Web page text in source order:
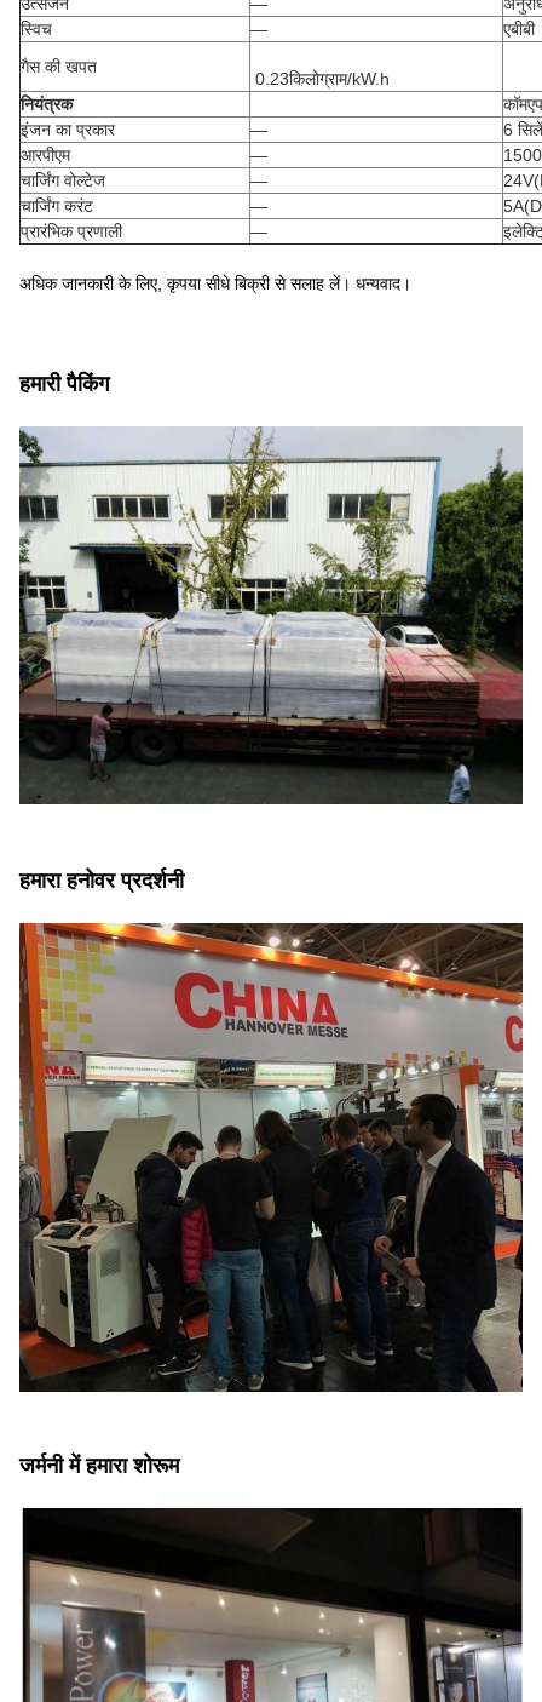
उत्सर्जन —
स्विच
—
एबीबी
गैस की खपत
0.23किलोग्राम/kW.h
नियंत्रक
कॉमएप
इंजन का प्रकार
—
6
आरपीएम
—
1500
चार्जिंग वोल्टेज
—
चार्जिंग करंट
—
प्रारंभिक प्रणाली
—
अधिक जानकारी के लिए, कृपया सीधे बिक्री से सलाह लें। धन्यवाद।
हमारी पैकिंग
हमारा हनोवर प्रदर्शनी
जर्मनी में हमारा शोरूम